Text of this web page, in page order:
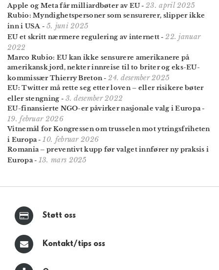
Apple og Meta får milliardbøter av EU -23. april 2025
Rubio: Myndighets­personer som sensurerer, slipper ikke
inn i USA - 5. juni 2025
EU et skritt nærmere regulering av internett -22. januar
2022
Marco Rubio: EU kan ikke sensurere amerikanere på
amerikansk jord, nekter innreise til to briter og eks-EU-
kommissær Thierry Breton-24. desember 2025
EU: Twitter må rette seg etter loven – eller risikere bøter
eller stengning - 3. desember 2022
EU-finansierte NGO-er påvirker nasjonale valg i Europa -
19. februar 2026
Vitnemål for Kongressen om trusselen mot ytrings­frihet­en
i Europa -10. februar 2026
Romania – preventivt kupp før valget innfører ny praksis i
Europa- 13. mars 2025
Støtt oss
Kontakt/tips oss